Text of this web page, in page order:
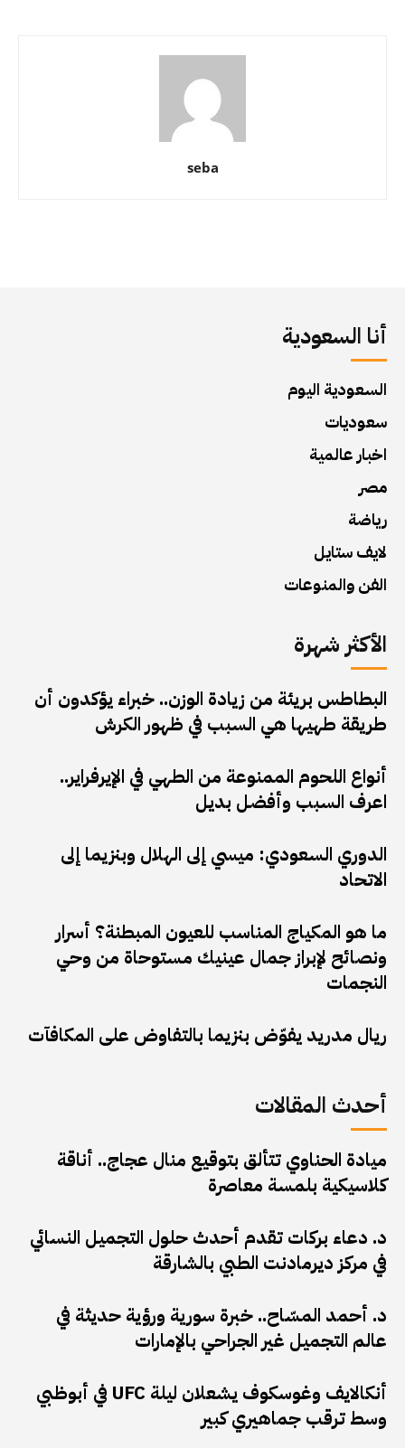
seba
أنا السعودية
السعودية اليوم
سعوديات
اخبار عالمية
مصر
رياضة
لايف ستايل
الفن والمنوعات
الأكثر شهرة
البطاطس بريئة من زيادة الوزن.. خبراء يؤكدون أن
طريقة طهيها هي السبب في ظهور الكرش
أنواع اللحوم الممنوعة من الطهي في الإيرفراير..
اعرف السبب وأفضل بديل
الدوري السعودي: ميسي إلى الهلال وبنزيما إلى
الاتحاد
ما هو المكياج المناسب للعيون المبطنة؟ أسرار
ونصائح لإبراز جمال عينيك مستوحاة من وحي
النجمات
ريال مدريد يفوّض بنزيما بالتفاوض على المكافآت
أحدث المقالات
ميادة الحناوي تتألق بتوقيع منال عجاج.. أناقة
كلاسيكية بلمسة معاصرة
د. دعاء بركات تقدم أحدث حلول التجميل النسائي
في مركز ديرمادنت الطبي بالشارقة
د. أحمد المسّاح.. خبرة سورية ورؤية حديثة في
عالم التجميل غير الجراحي بالإمارات
أنكالايف وغوسكوف يشعلان ليلة UFC في أبوظبي
وسط ترقب جماهيري كبير